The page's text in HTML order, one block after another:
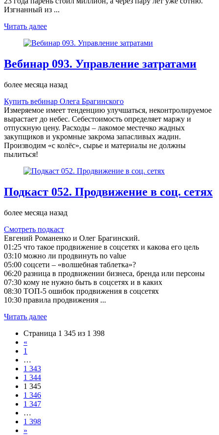
Изгнанный из ...
Читать далее
Вебинар 093. Управление затратами
более месяца назад
Купить вебинар Олега Брагинского
Измеряемое имеет тенденцию улучшаться, неконтролируемое
вырастает до небес. Себестоимость определяет маржу и
отпускную цену. Расходы – лакомое местечко жадных
закупщиков и укромные закрома запасливых жадин.
Производим «с колёс», сырье и материалы не должны
пылиться!
Подкаст 052. Продвижение в соц. сетях
более месяца назад
Смотреть подкаст
Евгений Романенко и Олег Брагинский.
01:25 что такое продвижение в соцсетях и какова его цель
03:10 можно ли продвинуть no value
05:00 соцсети – «волшебная таблетка»?
06:20 разница в продвижении бизнеса, бренда или персоны
07:30 кому не нужно быть в соцсетях и в каких
08:30 ТОП-5 ошибок продвижения в соцсетях
10:30 правила продвижения ...
Читать далее
Страница 1 345 из 1 398
«
1
…
1 343
1 344
1 345
1 346
1 347
…
1 398
»